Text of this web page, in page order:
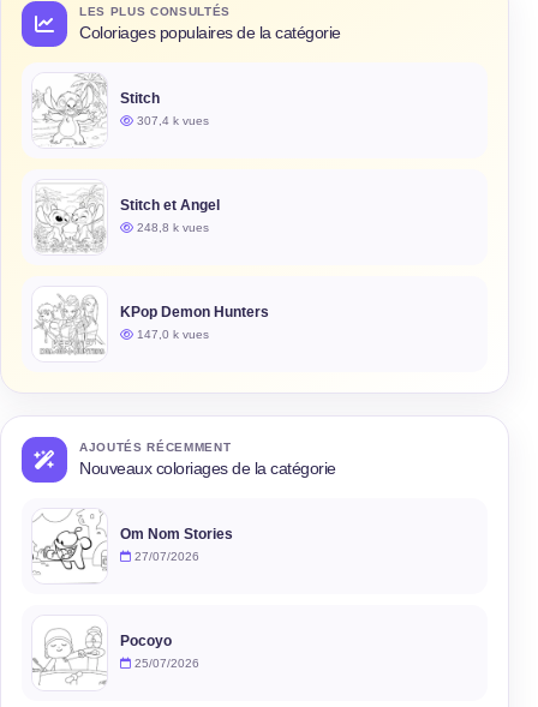
LES PLUS CONSULTÉS
Coloriages populaires de la catégorie
Stitch
307,4 k vues
Stitch et Angel
248,8 k vues
KPop Demon Hunters
147,0 k vues
AJOUTÉS RÉCEMMENT
Nouveaux coloriages de la catégorie
Om Nom Stories
27/07/2026
Pocoyo
25/07/2026